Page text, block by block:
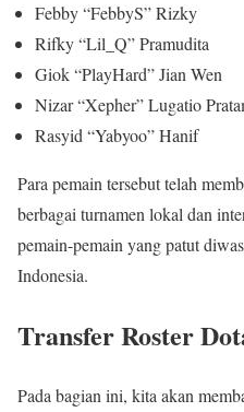
Febby “FebbyS” Rizky
Rifky “Lil_Q” Pramudita
Giok “PlayHard” Jian Wen
Nizar “Xepher” Lugatio
Rasyid “Yabyoo” Hanif
Para pemain tersebut telah
berbagai turnamen lokal dan
pemain-pemain yang patut
Indonesia.
Transfer Roster
Pada bagian ini, kita akan